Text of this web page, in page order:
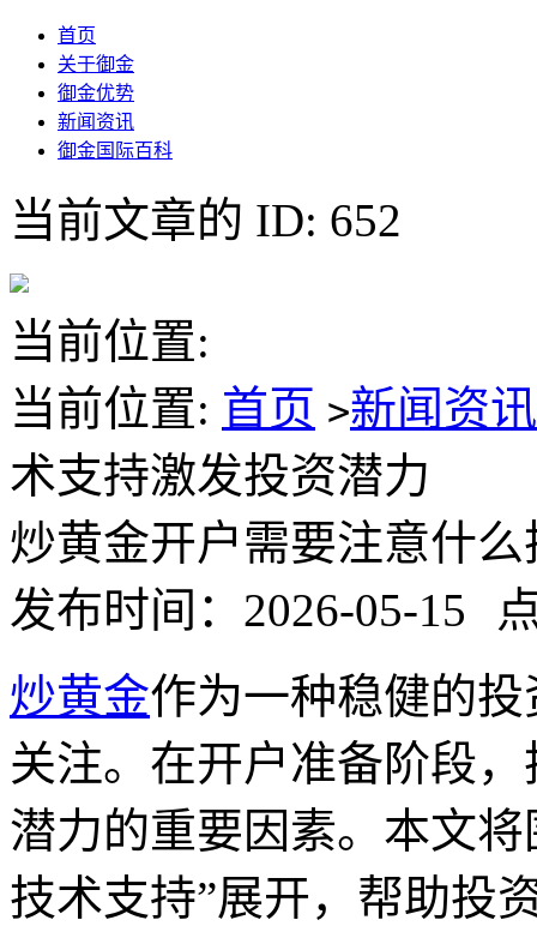
首页
关于御金
御金优势
新闻资讯
御金国际百科
当前文章的 ID: 652
当前位置:
当前位置: 首页 >新闻资
术支持激发投资潜力
炒黄金开户需要注意什
发布时间：2026-05-15
炒黄金作为一种稳健的
关注。在开户准备阶段
潜力的重要因素。本文将
技术支持”展开，帮助投